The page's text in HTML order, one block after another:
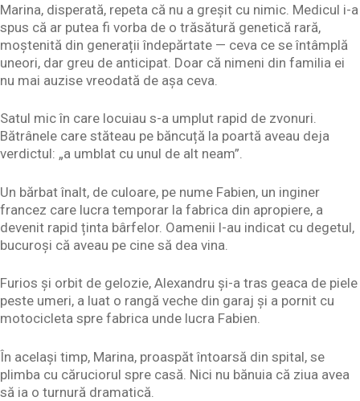
Marina, disperată, repeta că nu a greșit cu nimic. Medicul i-a
spus că ar putea fi vorba de o trăsătură genetică rară,
moștenită din generații îndepărtate — ceva ce se întâmplă
uneori, dar greu de anticipat. Doar că nimeni din familia ei
nu mai auzise vreodată de așa ceva.
Satul mic în care locuiau s-a umplut rapid de zvonuri.
Bătrânele care stăteau pe băncuță la poartă aveau deja
verdictul: „a umblat cu unul de alt neam”.
Un bărbat înalt, de culoare, pe nume Fabien, un inginer
francez care lucra temporar la fabrica din apropiere, a
devenit rapid ținta bârfelor. Oamenii l-au indicat cu degetul,
bucuroși că aveau pe cine să dea vina.
Furios și orbit de gelozie, Alexandru și-a tras geaca de piele
peste umeri, a luat o rangă veche din garaj și a pornit cu
motocicleta spre fabrica unde lucra Fabien.
În același timp, Marina, proaspăt întoarsă din spital, se
plimba cu căruciorul spre casă. Nici nu bănuia că ziua avea
să ia o turnură dramatică.